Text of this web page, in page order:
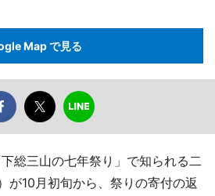
Map で見る
総三山の七年祭り」で知られる二
が10月初旬から、祭りの寄付の返